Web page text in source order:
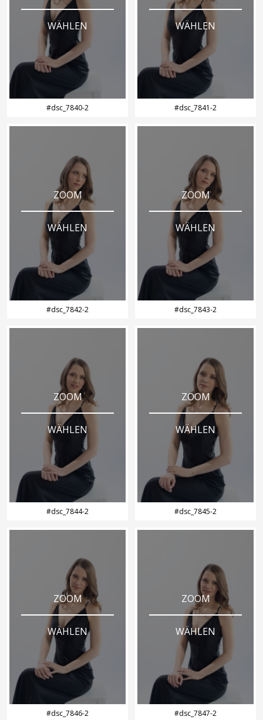
WÄHLEN
#dsc_7840-2
WÄHLEN
#dsc_7841-2
ZOOM
WÄHLEN
#dsc_7842-2
ZOOM
WÄHLEN
#dsc_7843-2
ZOOM
WÄHLEN
#dsc_7844-2
ZOOM
WÄHLEN
#dsc_7845-2
ZOOM
WÄHLEN
#dsc_7846-2
ZOOM
WÄHLEN
#dsc_7847-2